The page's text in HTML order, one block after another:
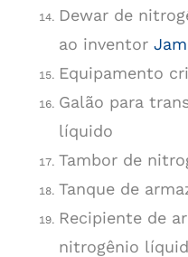
Dewar de
ao inventor
Equipamento
Galão para
líquido
Tambor de
Tanque de
Recipiente de
nitrogênio